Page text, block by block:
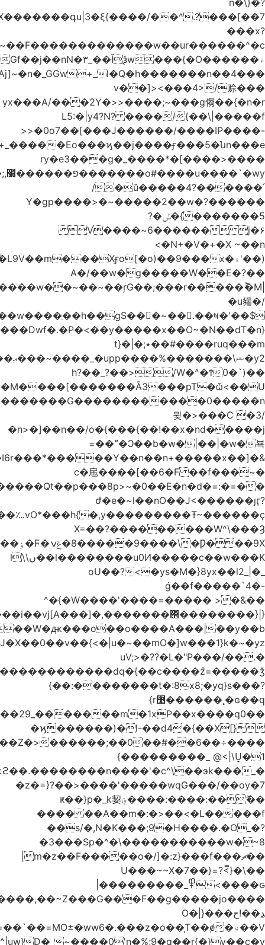
�_���ϩ��.��������n����'�c^\��эk>���<�=�A�����'�O~�N����ǯ���O������ݶ���Y�&�g!l�]������i�<�>+�U�u�ᦲw���ϛ��ɍ�.ζ󭇇�ک28��?